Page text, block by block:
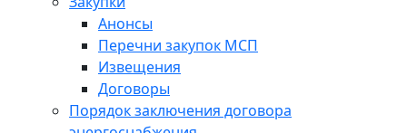
Анонсы
Перечни закупок МСП
Извещения
Договоры
Порядок заключения договора